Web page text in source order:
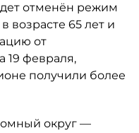
отменён режим
возрасте 65 лет и
от
19 февраля,
получили более
округ —